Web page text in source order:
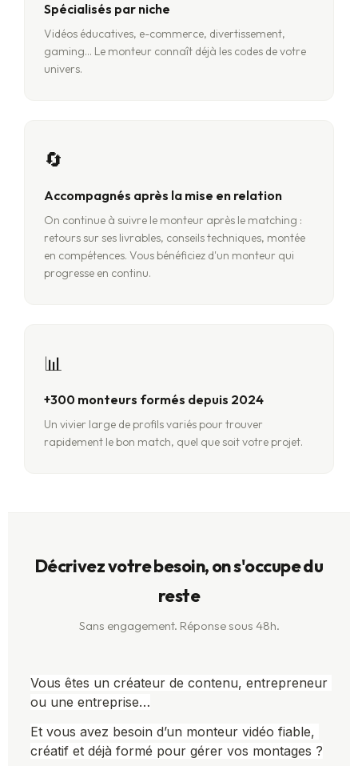
Spécialisés par niche
Vidéos éducatives, e-commerce, divertissement,
gaming... Le monteur connaît déjà les codes de votre
univers.
🔄
Accompagnés après la mise en relation
On continue à suivre le monteur après le matching :
retours sur ses livrables, conseils techniques, montée
en compétences. Vous bénéficiez d'un monteur qui
progresse en continu.
📊
+300 monteurs formés depuis 2024
Un vivier large de profils variés pour trouver
rapidement le bon match, quel que soit votre projet.
Décrivez votre besoin, on s'occupe du
reste
Sans engagement. Réponse sous 48h.